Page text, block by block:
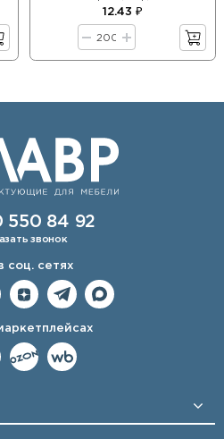
12.43 ₽
550 84 92
звонок
соц. сетях